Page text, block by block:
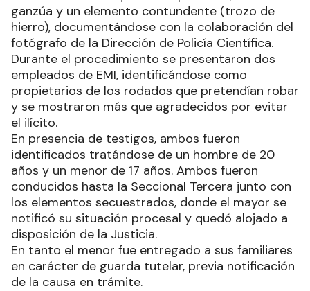
ganzúa y un elemento contundente (trozo de
hierro), documentándose con la colaboración del
fotógrafo de la Dirección de Policía Científica.
Durante el procedimiento se presentaron dos
empleados de EMI, identificándose como
propietarios de los rodados que pretendían robar
y se mostraron más que agradecidos por evitar
el ilícito.
En presencia de testigos, ambos fueron
identificados tratándose de un hombre de 20
años y un menor de 17 años. Ambos fueron
conducidos hasta la Seccional Tercera junto con
los elementos secuestrados, donde el mayor se
notificó su situación procesal y quedó alojado a
disposición de la Justicia.
En tanto el menor fue entregado a sus familiares
en carácter de guarda tutelar, previa notificación
de la causa en trámite.